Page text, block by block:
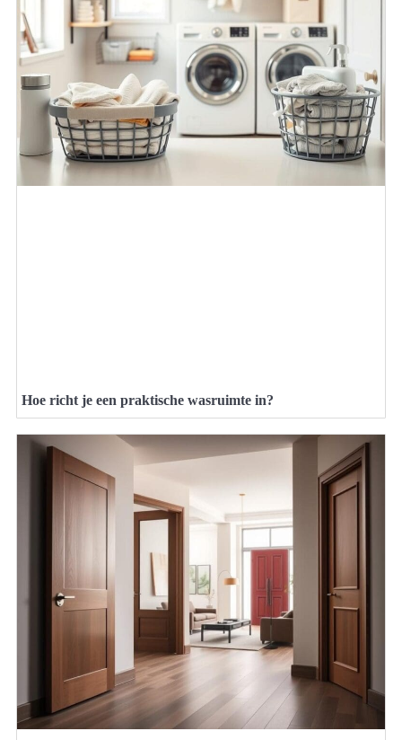
Hoe richt je een praktische wasruimte in?